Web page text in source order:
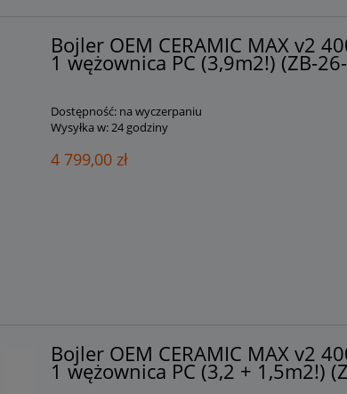
Bojler OEM CERAMIC MAX v2
1 wężownica PC (3,9m2!) (ZB-
Dostępność: na wyczerpaniu
Wysyłka w:24 godziny
4 799,00 zł
Bojler OEM CERAMIC MAX v2
1 wężownica PC (3,2 + 1,5m2!)